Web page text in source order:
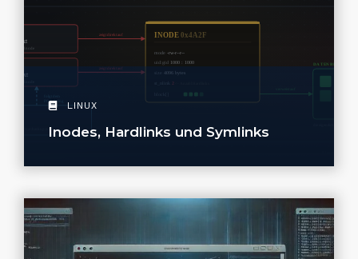
LINUX
Inodes, Hardlinks und Symlinks